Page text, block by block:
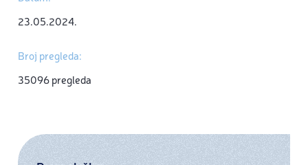
23.05.2024.
Broj pregleda:
35096 pregleda